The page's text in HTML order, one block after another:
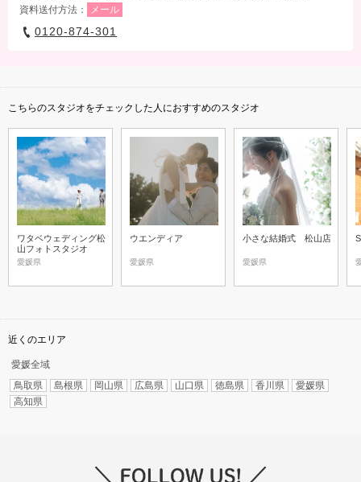
資料送付方法：
メール
0120-874-301
こちらのスタジオをチェックした人におすすめのスタジオ
ワタベウェディング松
山フォトスタジオ
愛媛県
ウエンディア
愛媛県
小さな結婚式 松山店
愛媛県
近くのエリア
愛媛全域
鳥取県
島根県 岡山県 広島県 山口県 徳島県 香川県
愛媛県
高知県